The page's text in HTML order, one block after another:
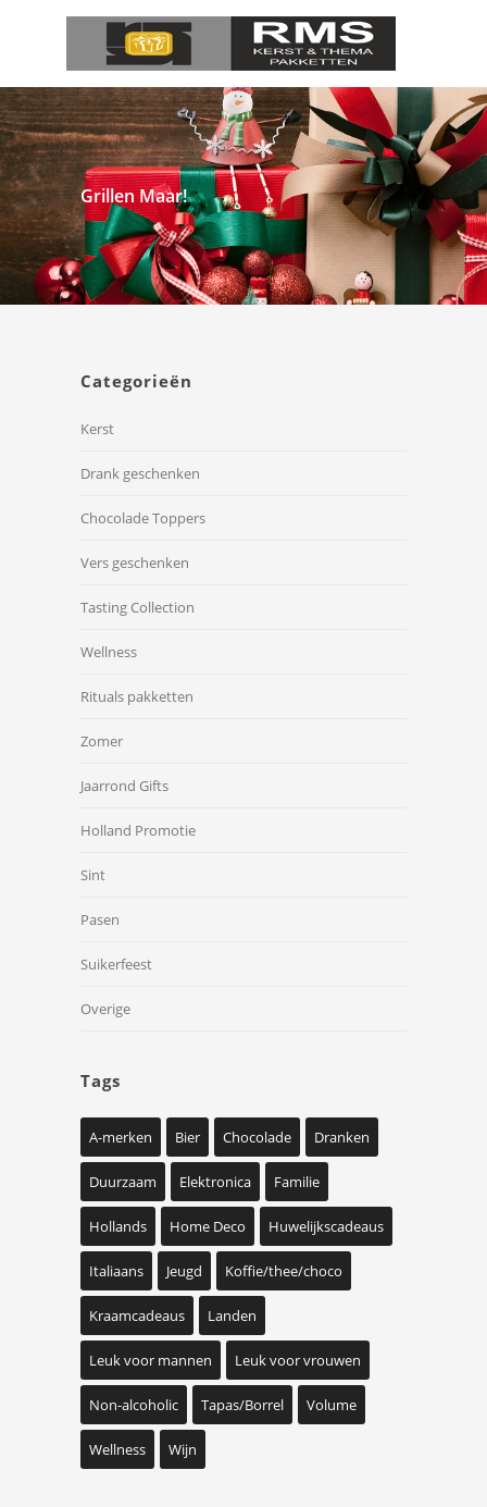
Grillen Maar!
Categorieën
Kerst
Drank geschenken
Chocolade Toppers
Vers geschenken
Tasting Collection
Wellness
Rituals pakketten
Zomer
Jaarrond Gifts
Holland Promotie
Sint
Pasen
Suikerfeest
Overige
Tags
A-merken Bier Chocolade Dranken
Duurzaam Elektronica Familie
Hollands Home Deco Huwelijkscadeaus
Italiaans Jeugd Koffie/thee/choco
Kraamcadeaus Landen
Leuk voor mannen Leuk voor vrouwen
Non-alcoholic Tapas/Borrel Volume
Wellness Wijn